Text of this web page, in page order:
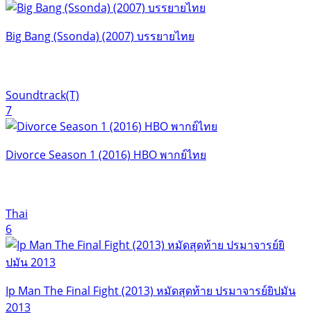
Big Bang (Ssonda) (2007) บรรยายไทย
Soundtrack(T)
7
Divorce Season 1 (2016) HBO พากย์ไทย
Thai
6
Ip Man The Final Fight (2013) หมัดสุดท้าย ปรมาจารย์ยิปมัน
2013